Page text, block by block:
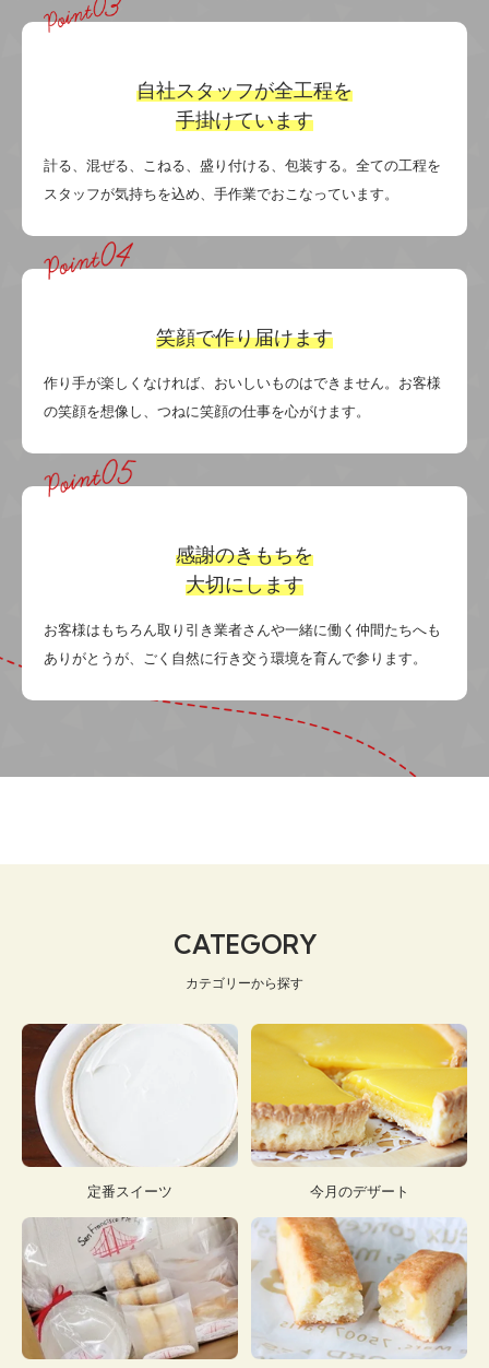
自社スタッフが全工程を
手掛けています
計る、混ぜる、こねる、盛り付ける、包装する。全ての工程を
スタッフが気持ちを込め、手作業でおこなっています。
笑顔で作り届けます
作り手が楽しくなければ、おいしいものはできません。お客様
の笑顔を想像し、つねに笑顔の仕事を心がけます。
感謝のきもちを
大切にします
お客様はもちろん取り引き業者さんや一緒に働く仲間たちへも
ありがとうが、ごく自然に行き交う環境を育んで参ります。
CATEGORY
カテゴリーから探す
定番スイーツ 今月のデザート